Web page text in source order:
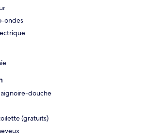
ondes
douche
(gratuits)